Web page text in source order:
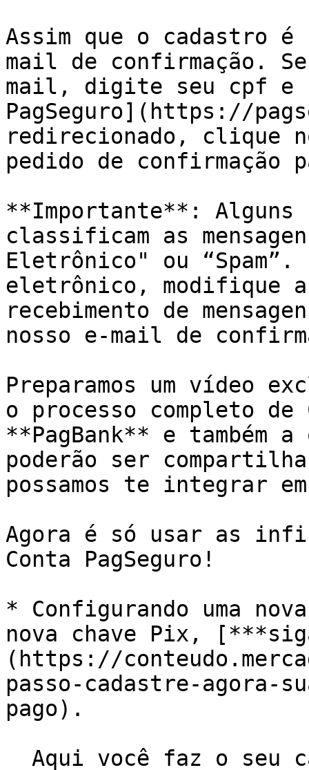
Assim que o cadastro
mail de confirmação.
mail, digite seu cpf e
PagSeguro](https://
redirecionado, clique
pedido de confirmação
**Importante**: Alguns
classificam as
Eletrônico" ou
eletrônico, modifique
recebimento de
nosso e-mail de
Preparamos um vídeo
o processo completo de
**PagBank** e também
poderão ser
possamos te integrar
Agora é só usar as
Conta PagSeguro!
* Configurando uma
nova chave Pix,
(https://
passo-cadastre-agora-
pago).